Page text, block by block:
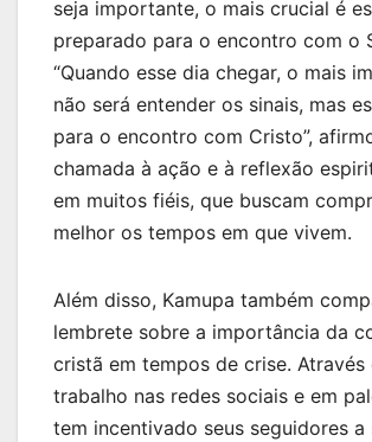
seja importante, o mais crucial é
preparado para o encontro com o
“Quando esse dia chegar, o mais
não será entender os sinais, mas
para o encontro com Cristo”,
chamada à ação e à reflexão
em muitos fiéis, que buscam
melhor os tempos em que vivem.
Além disso, Kamupa também
lembrete sobre a importância da
cristã em tempos de crise. Através
trabalho nas redes sociais e em
tem incentivado seus seguidores a